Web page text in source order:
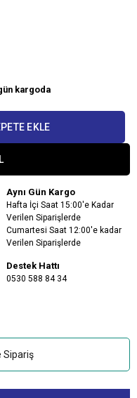
kargoda
Aynı Gün Kargo
Hafta İçi Saat 15:00'e Kadar
Verilen Siparişlerde
Cumartesi Saat 12:00'e kadar
Verilen Siparişlerde
Destek Hattı
0530 588 84 34
Sipariş